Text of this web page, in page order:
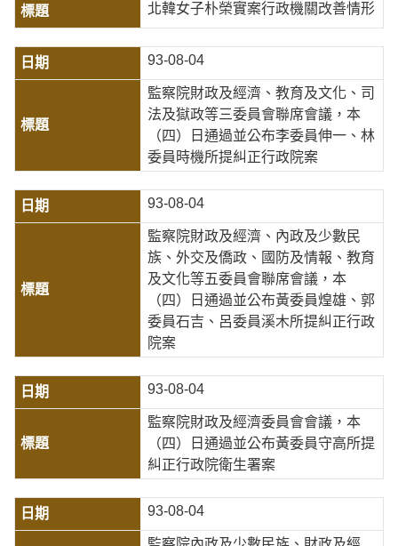
北韓女子朴榮實案行政機關改善情形
93-08-04
監察院財政及經濟、教育及文化、司
法及獄政等三委員會聯席會議，本
（四）日通過並公布李委員伸一、林
委員時機所提糾正行政院案
93-08-04
監察院財政及經濟、內政及少數民
族、外交及僑政、國防及情報、教育
及文化等五委員會聯席會議，本
（四）日通過並公布黃委員煌雄、郭
委員石吉、呂委員溪木所提糾正行政
院案
93-08-04
監察院財政及經濟委員會會議，本
（四）日通過並公布黃委員守高所提
糾正行政院衛生署案
93-08-04